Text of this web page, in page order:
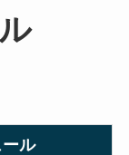
ール